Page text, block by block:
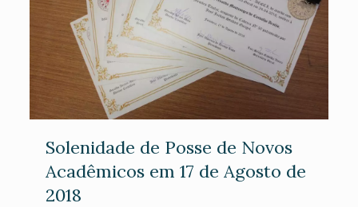
Solenidade de Posse de Novos
Acadêmicos em 17 de Agosto de
2018